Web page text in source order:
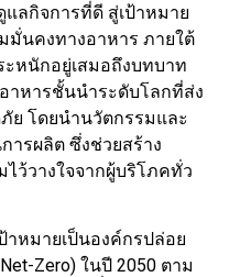
ลกิจการที่ดี สู่เป้าหมาย
มั่นคงทางอาหาร ภายใต้
ะหนักอยู่เสมอถึงบทบาท
าหารชั้นนำระดับโลกที่ส่ง
โดยนำนวัตกรรมและ
ารผลิต ซึ่งช่วยสร้าง
ว้วางใจจากผู้บริโภคทั่ว
าหมายเป็นองค์กรปล่อย
Zero) ในปี 2050 ตาม